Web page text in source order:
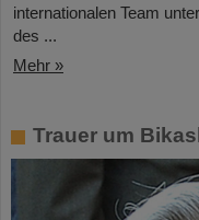
internationalen Team
des ...
Mehr »
Trauer um